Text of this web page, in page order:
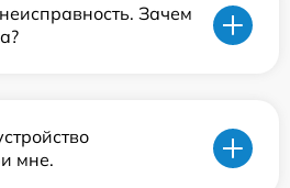
Зачем
мне.